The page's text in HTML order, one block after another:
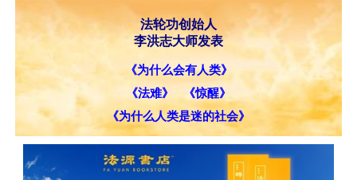
法轮功创始人
李洪志大师发表
《为什么会有人类》
《法难》
《惊醒》
《为什么人类是迷的社会》